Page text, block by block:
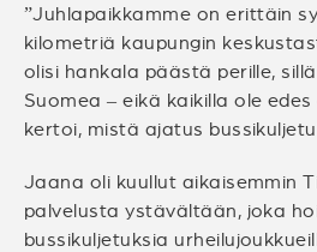
”Juhlapaikkamme on erittäin
kilometriä kaupungin
olisi hankala päästä perille,
Suomea – eikä kaikilla ole
kertoi, mistä ajatus
Jaana oli kuullut aikaisemmin
palvelusta ystävältään, joka
bussikuljetuksia